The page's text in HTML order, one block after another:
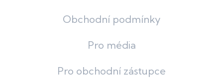
Obchodní podmínky
Pro média
Pro obchodní zástupce